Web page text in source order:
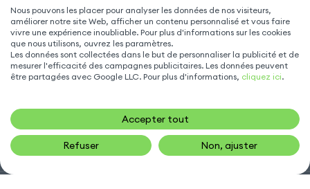
SUIVEZ NOUS
Nous pouvons les placer pour analyser les données de nos visiteurs,
améliorer notre site Web, afficher un contenu personnalisé et vous faire
vivre une expérience inoubliable. Pour plus d'informations sur les cookies
que nous utilisons, ouvrez les paramètres.
Les données sont collectées dans le but de personnaliser la publicité et de
mesurer l'efficacité des campagnes publicitaires. Les données peuvent
être partagées avec Google LLC. Pour plus d'informations, cliquez ici.
Accepter tout
Refuser Non, ajuster